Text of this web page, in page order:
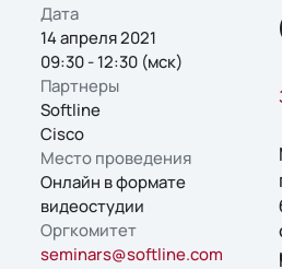
Дата
14 апреля 2021
09:30 - 12:30 (мск)
Партнеры
Softline
Cisco
Место проведения
Онлайн в формате
видеостудии
Оргкомитет
seminars@softline.com